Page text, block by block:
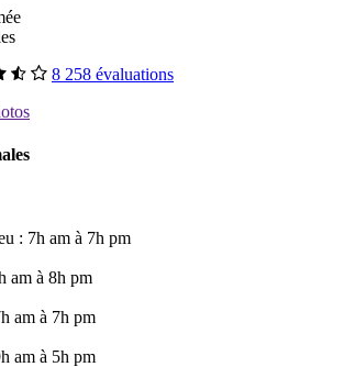
8 258 évaluations
: 7h am à 7h pm
am à 8h pm
am à 7h pm
am à 5h pm